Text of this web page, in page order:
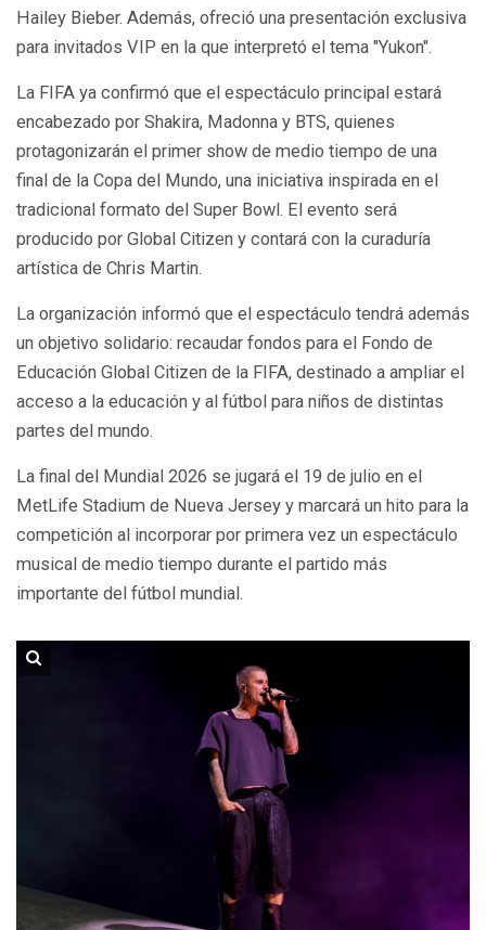
Hailey Bieber. Además, ofreció una presentación exclusiva
para invitados VIP en la que interpretó el tema "Yukon".
La FIFA ya confirmó que el espectáculo principal estará
encabezado por Shakira, Madonna y BTS, quienes
protagonizarán el primer show de medio tiempo de una
final de la Copa del Mundo, una iniciativa inspirada en el
tradicional formato del Super Bowl. El evento será
producido por Global Citizen y contará con la curaduría
artística de Chris Martin.
La organización informó que el espectáculo tendrá además
un objetivo solidario: recaudar fondos para el Fondo de
Educación Global Citizen de la FIFA, destinado a ampliar el
acceso a la educación y al fútbol para niños de distintas
partes del mundo.
La final del Mundial 2026 se jugará el 19 de julio en el
MetLife Stadium de Nueva Jersey y marcará un hito para la
competición al incorporar por primera vez un espectáculo
musical de medio tiempo durante el partido más
importante del fútbol mundial.